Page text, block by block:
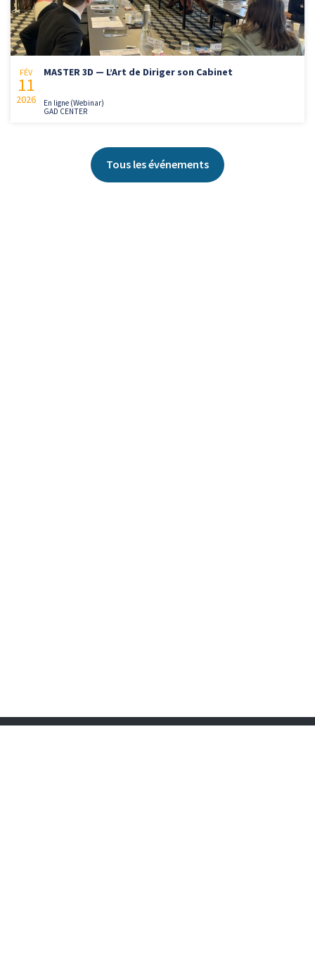
FÉV
11
2026
MASTER 3D — L’Art de Diriger son Cabinet
En ligne (Webinar)
GAD CENTER
Tous les événements